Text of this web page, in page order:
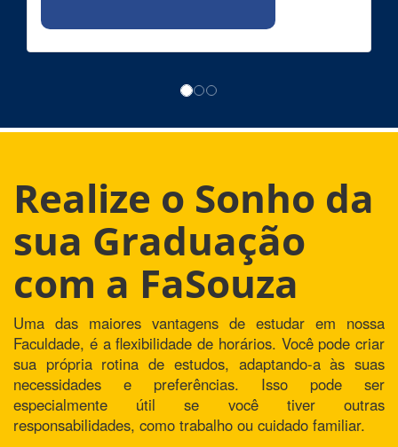
Realize o Sonho da
sua Graduação
com a FaSouza
Uma das maiores vantagens de estudar em nossa
Faculdade, é a flexibilidade de horários. Você pode criar
sua própria rotina de estudos, adaptando-a às suas
necessidades e preferências. Isso pode ser
especialmente útil se você tiver outras
responsabilidades, como trabalho ou cuidado familiar.